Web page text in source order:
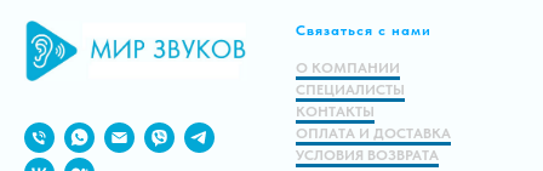
В корзину
Связаться с нами
О КОМПАНИИ
СПЕЦИАЛИСТЫ
КОНТАКТЫ
ОПЛАТА И ДОСТАВКА
УСЛОВИЯ ВОЗВРАТА